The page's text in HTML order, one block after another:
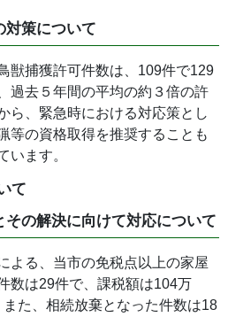
対策について
獣捕獲許可件数は、109件で129
過去５年間の平均の約３倍の許
ら、緊急時における対応策とし
等の資格取得を推奨することも
います。
て
その解決に向けて対応について
よる、当市の免税点以上の家屋
数は29件で、課税額は104万
た、相続放棄となった件数は18